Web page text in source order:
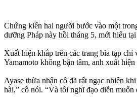
Chứng kiến hai người bước vào một
dưỡng Pháp này hồi tháng 5, mới hiểu
Xuất hiện khắp trên các trang bìa tạp
Yamamoto không bận tâm, anh xuất
Ayase thừa nhận cô đã rất ngạc nhiên
hài,” cô nói. “Và tôi nghĩ đạo diễn